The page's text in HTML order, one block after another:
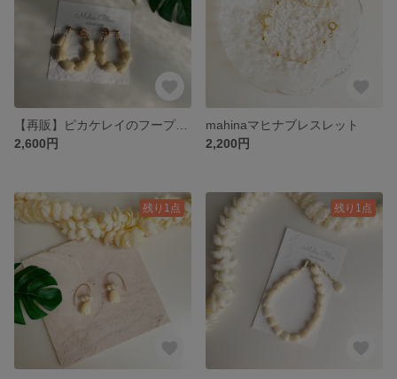
【再販】ピカケレイのフープピアス ハワイ つぼみ
2,600円
mahinaマヒナブレスレット
2,200円
残り1点 残り1点